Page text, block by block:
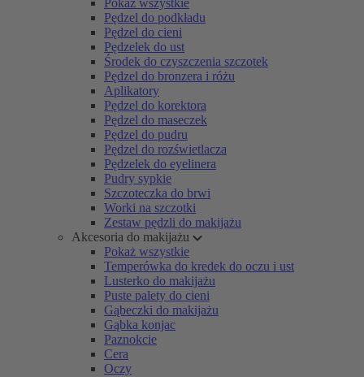
Pokaż wszystkie
Pędzel do podkładu
Pędzel do cieni
Pędzelek do ust
Środek do czyszczenia szczotek
Pędzel do bronzera i różu
Aplikatory
Pędzel do korektora
Pędzel do maseczek
Pędzel do pudru
Pędzel do rozświetlacza
Pędzelek do eyelinera
Pudry sypkie
Szczoteczka do brwi
Worki na szczotki
Zestaw pędzli do makijażu
Akcesoria do makijażu
Pokaż wszystkie
Temperówka do kredek do oczu i ust
Lusterko do makijażu
Puste palety do cieni
Gąbeczki do makijażu
Gąbka konjac
Paznokcie
Cera
Oczy